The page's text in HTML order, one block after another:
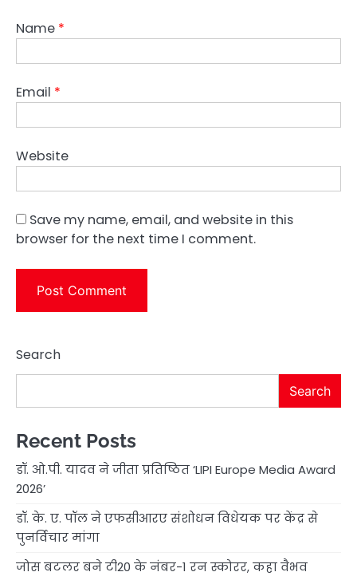
Name *
Email *
Website
Save my name, email, and website in this
browser for the next time I comment.
Search
Search
Recent Posts
डॉ. ओ.पी. यादव ने जीता प्रतिष्ठित ‘LIPI Europe Media Award
2026’
डॉ. के. ए. पॉल ने एफसीआरए संशोधन विधेयक पर केंद्र से
पुनर्विचार मांगा
जोस बटलर बने टी20 के नंबर-1 रन स्कोरर, कहा वैभव